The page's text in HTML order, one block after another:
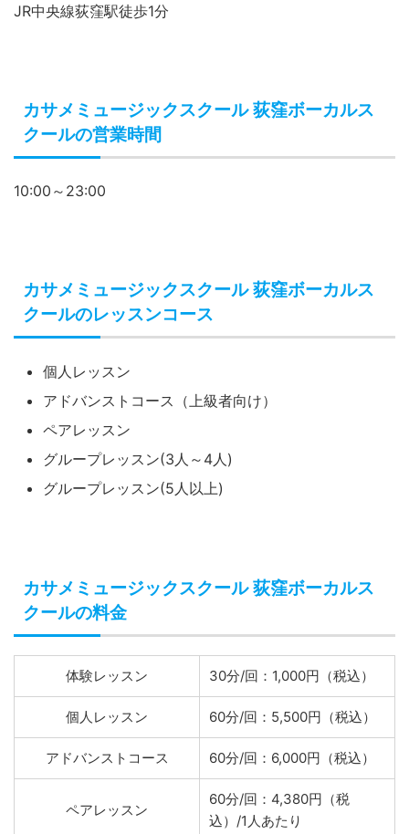
JR中央線荻窪駅徒歩1分
カサメミュージックスクール 荻窪ボーカルス
クールの営業時間
10:00～23:00
カサメミュージックスクール 荻窪ボーカルス
クールのレッスンコース
個人レッスン
アドバンストコース（上級者向け）
ペアレッスン
グループレッスン(3人～4人)
グループレッスン(5人以上)
カサメミュージックスクール 荻窪ボーカルス
クールの料金
体験レッスン 30分/回：1,000円（税込）
個人レッスン 60分/回：5,500円（税込）
アドバンストコース 60分/回：6,000円（税込）
ペアレッスン
60分/回：4,380円（税
込）/1人あたり